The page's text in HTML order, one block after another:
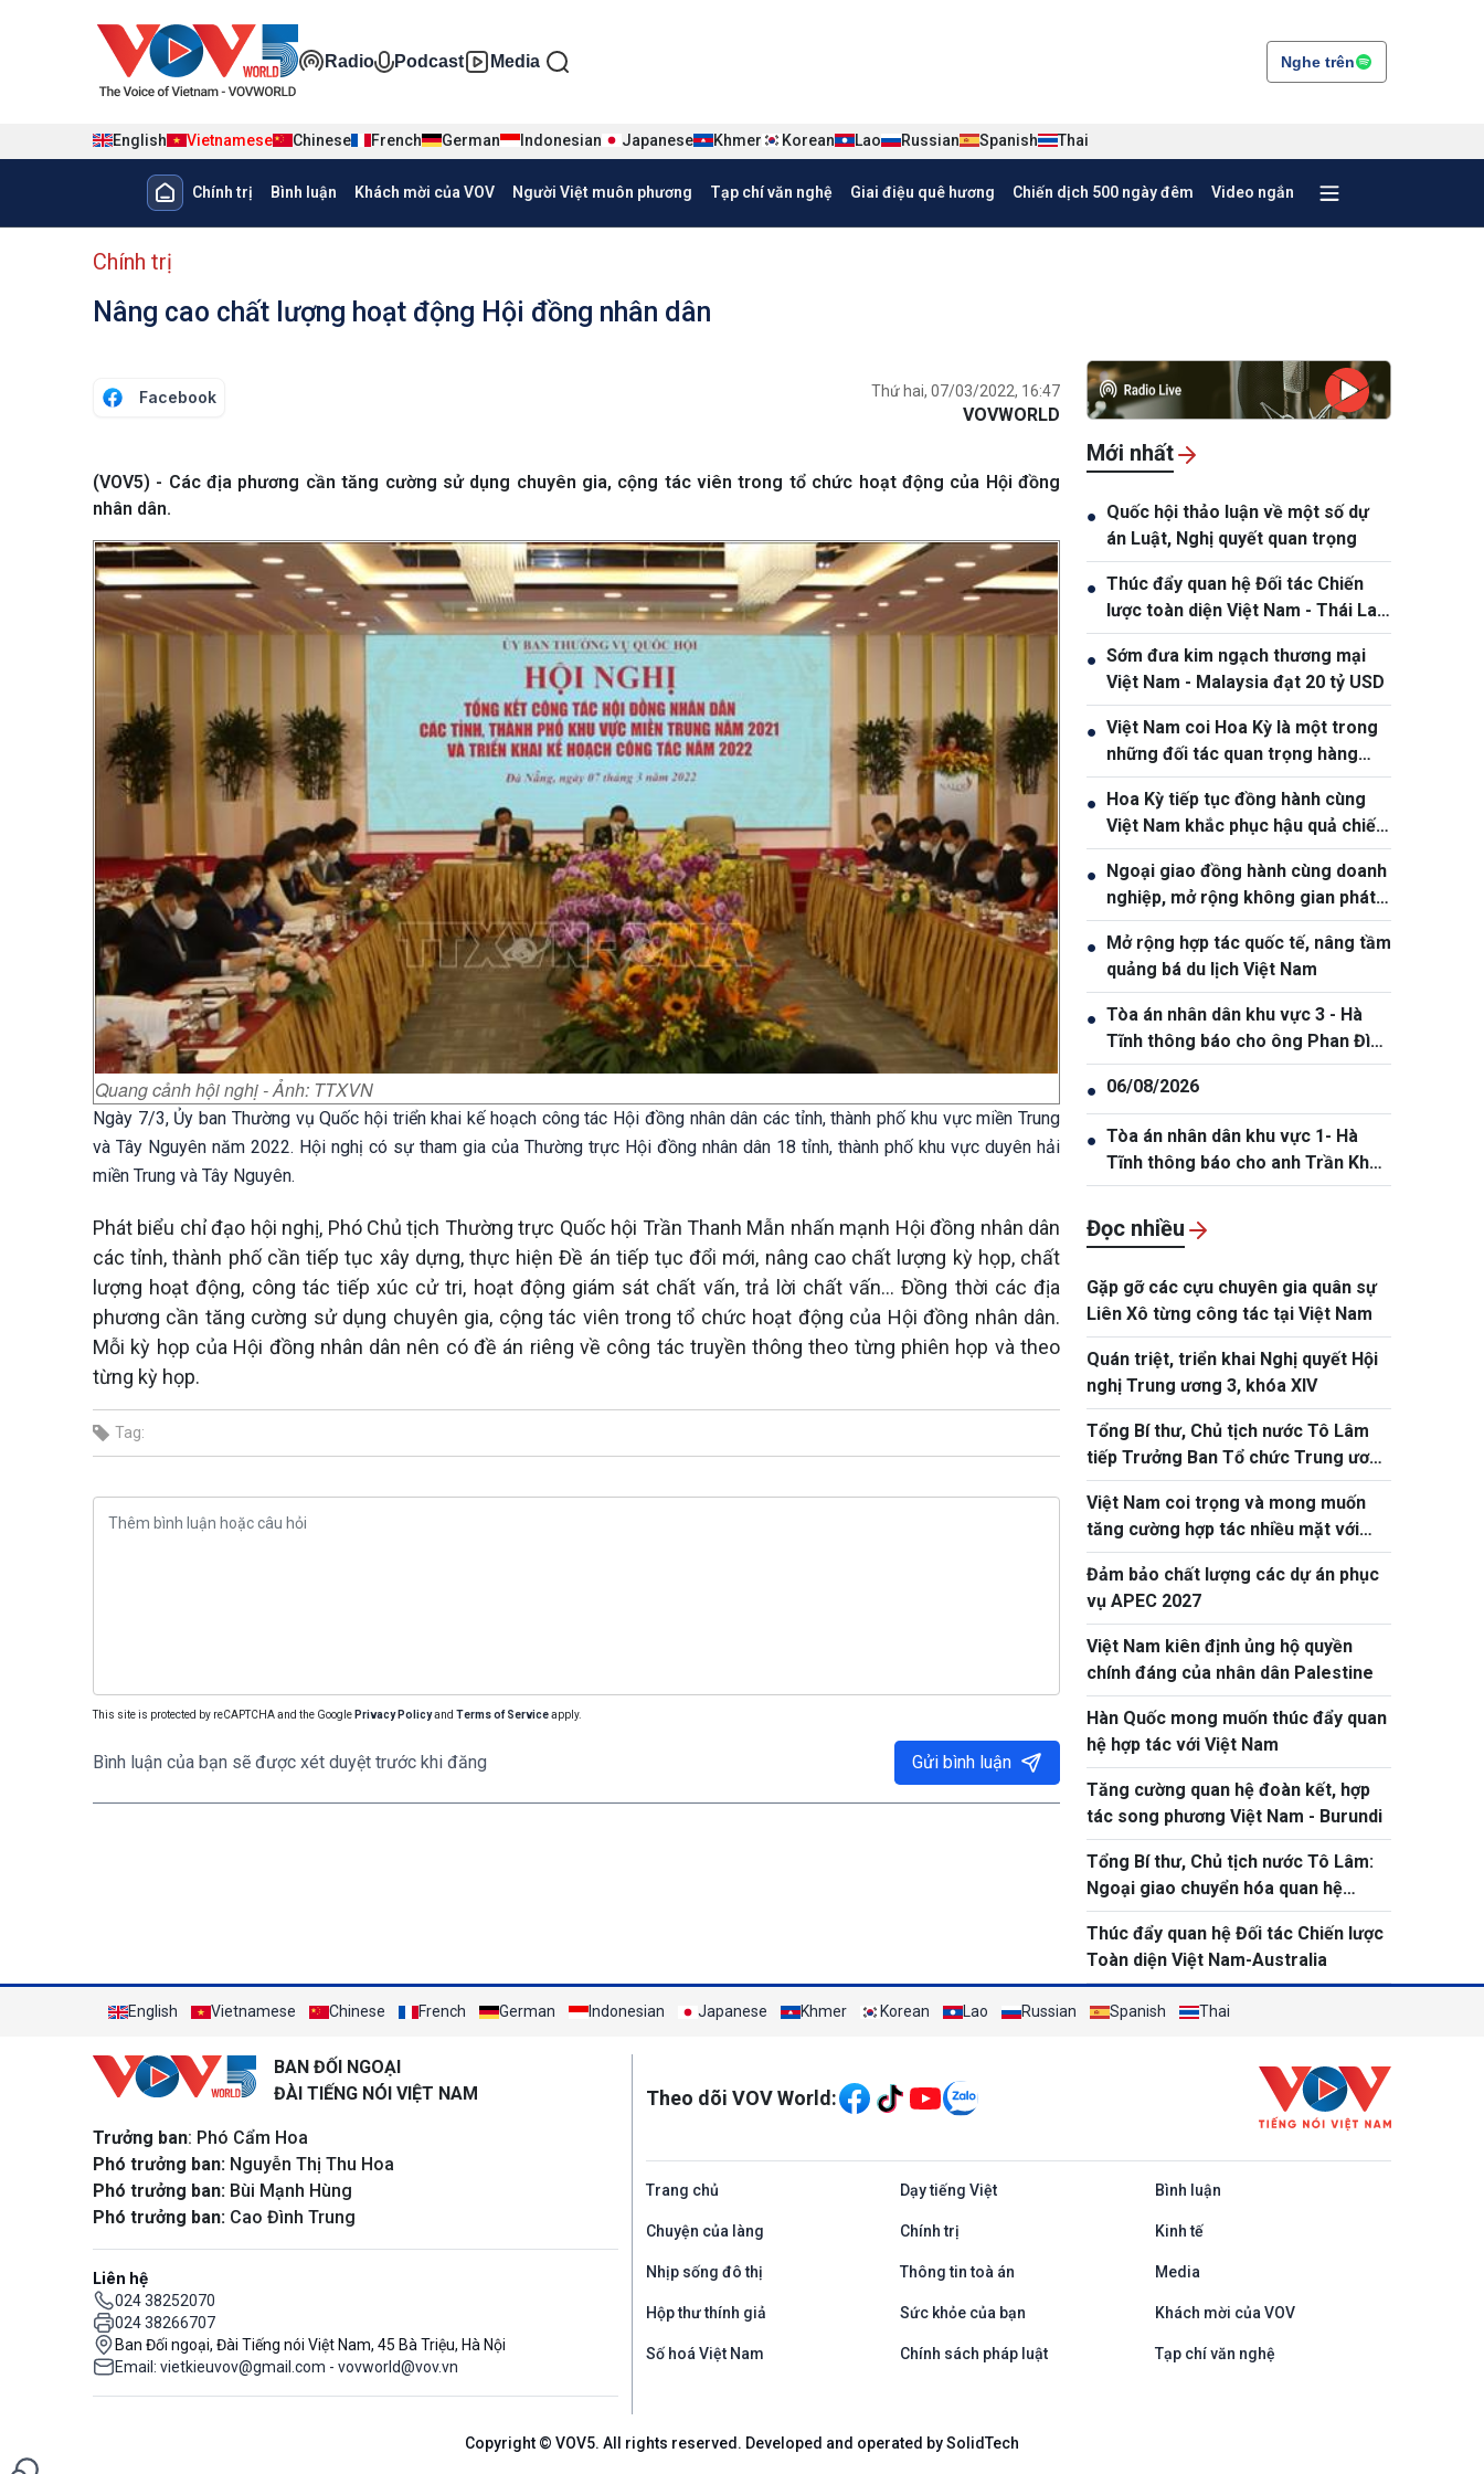
Đa phương tiện tiếng Việt
Radio Podcast Media Nghe trên
English Vietnamese Chinese French German Indonesian Japanese Khmer Korean Lao Russian Spanish Thai
Main navigation
Chính trị Bình luận Khách mời của VOV Người Việt muôn phương Tạp chí văn nghệ Giai điệu quê hương Chiến dịch 500 ngày đêm Video ngắn
menu phụ tiếng Việt
Chính trị
Nâng cao chất lượng hoạt động Hội đồng nhân dân
Facebook Thứ hai, 07/03/2022, 16:47
VOVWORLD
(VOV5) - Các địa phương cần tăng cường sử dụng chuyên gia, cộng tác viên trong tổ chức hoạt động của Hội đồng
nhân dân.
Quang cảnh hội nghị - Ảnh: TTXVN
Ngày 7/3, Ủy ban Thường vụ Quốc hội triển khai kế hoạch công tác Hội đồng nhân dân các tỉnh, thành phố khu vực miền Trung
và Tây Nguyên năm 2022. Hội nghị có sự tham gia của Thường trực Hội đồng nhân dân 18 tỉnh, thành phố khu vực duyên hải
miền Trung và Tây Nguyên.
Phát biểu chỉ đạo hội nghị, Phó Chủ tịch Thường trực Quốc hội Trần Thanh Mẫn nhấn mạnh Hội đồng nhân dân
các tỉnh, thành phố cần tiếp tục xây dựng, thực hiện Đề án tiếp tục đổi mới, nâng cao chất lượng kỳ họp, chất
lượng hoạt động, công tác tiếp xúc cử tri, hoạt động giám sát chất vấn, trả lời chất vấn... Đồng thời các địa
phương cần tăng cường sử dụng chuyên gia, cộng tác viên trong tổ chức hoạt động của Hội đồng nhân dân.
Mỗi kỳ họp của Hội đồng nhân dân nên có đề án riêng về công tác truyền thông theo từng phiên họp và theo
từng kỳ họp.
Tag:
This site is protected by reCAPTCHA and the Google Privacy Policyand Terms of Serviceapply.
Bình luận của bạn sẽ được xét duyệt trước khi đăng Gửi bình luận
Mới nhất
● Quốc hội thảo luận về một số dự
án Luật, Nghị quyết quan trọng
● Thúc đẩy quan hệ Đối tác Chiến
lược toàn diện Việt Nam - Thái Lan
ngày càng thực chất và hiệu quả
● Sớm đưa kim ngạch thương mại
Việt Nam - Malaysia đạt 20 tỷ USD
● Việt Nam coi Hoa Kỳ là một trong
những đối tác quan trọng hàng
đầu
● Hoa Kỳ tiếp tục đồng hành cùng
Việt Nam khắc phục hậu quả chiến
tranh
● Ngoại giao đồng hành cùng doanh
nghiệp, mở rộng không gian phát
triển cho Việt Nam
● Mở rộng hợp tác quốc tế, nâng tầm
quảng bá du lịch Việt Nam
● Tòa án nhân dân khu vực 3 - Hà
Tĩnh thông báo cho ông Phan Đình
Thắng, sinh năm 2005
● 06/08/2026
● Tòa án nhân dân khu vực 1- Hà
Tĩnh thông báo cho anh Trần Khắc
Thanh, sinh năm 1988.
Đọc nhiều
Gặp gỡ các cựu chuyên gia quân sự
Liên Xô từng công tác tại Việt Nam
Quán triệt, triển khai Nghị quyết Hội
nghị Trung ương 3, khóa XIV
Tổng Bí thư, Chủ tịch nước Tô Lâm
tiếp Trưởng Ban Tổ chức Trung ương
Đảng Nhân dân Cách mạng Lào
Việt Nam coi trọng và mong muốn
tăng cường hợp tác nhiều mặt với
Litva
Đảm bảo chất lượng các dự án phục
vụ APEC 2027
Việt Nam kiên định ủng hộ quyền
chính đáng của nhân dân Palestine
Hàn Quốc mong muốn thúc đẩy quan
hệ hợp tác với Việt Nam
Tăng cường quan hệ đoàn kết, hợp
tác song phương Việt Nam - Burundi
Tổng Bí thư, Chủ tịch nước Tô Lâm:
Ngoại giao chuyển hóa quan hệ
thành nguồn lực phát triển thực chất
Thúc đẩy quan hệ Đối tác Chiến lược
Toàn diện Việt Nam-Australia
English Vietnamese Chinese French German Indonesian Japanese Khmer Korean Lao Russian Spanish Thai
BAN ĐỐI NGOẠI
ĐÀI TIẾNG NÓI VIỆT NAM
Trưởng ban: Phó Cẩm Hoa
Phó trưởng ban: Nguyễn Thị Thu Hoa
Phó trưởng ban: Bùi Mạnh Hùng
Phó trưởng ban: Cao Đình Trung
Liên hệ
024 38252070
024 38266707
Ban Đối ngoại, Đài Tiếng nói Việt Nam, 45 Bà Triệu, Hà Nội
Email: vietkieuvov@gmail.com - vovworld@vov.vn
Theo dõi VOV World:
Trang chủ Dạy tiếng Việt Bình luận
Chuyện của làng Chính trị Kinh tế
Nhịp sống đô thị Thông tin toà án Media
Hộp thư thính giả Sức khỏe của bạn Khách mời của VOV
Số hoá Việt Nam Chính sách pháp luật Tạp chí văn nghệ
Copyright © VOV5. All rights reserved. Developed and operated by SolidTech